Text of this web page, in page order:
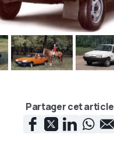
Partager cet article